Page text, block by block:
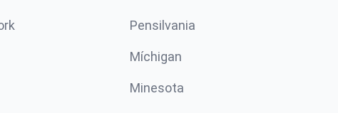
Pensilvania
Míchigan
Minesota